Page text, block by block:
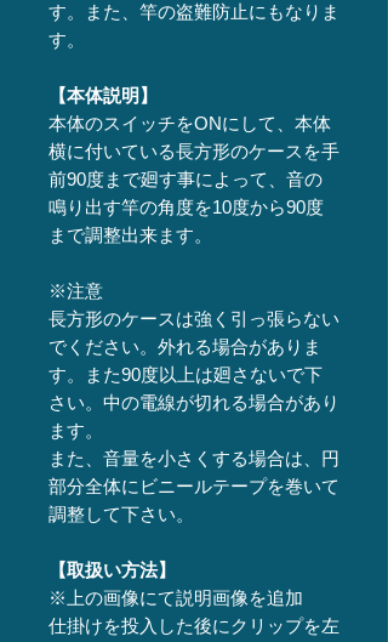
す。また、竿の盗難防止にもなりま
す。
【本体説明】
本体のスイッチをONにして、本体
横に付いている長方形のケースを手
前90度まで廻す事によって、音の
鳴り出す竿の角度を10度から90度
まで調整出来ます。
※注意
長方形のケースは強く引っ張らない
でください。外れる場合がありま
す。また90度以上は廻さないで下
さい。中の電線が切れる場合があり
ます。
また、音量を小さくする場合は、円
部分全体にビニールテープを巻いて
調整して下さい。
【取扱い方法】
※上の画像にて説明画像を追加
仕掛けを投入した後にクリップを左